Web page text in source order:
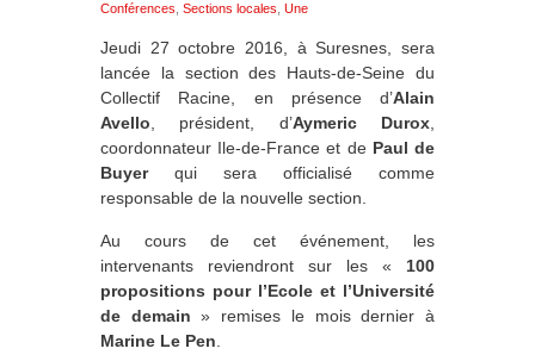
Conférences Sections locales Une
Jeudi 27 octobre 2016, à Suresnes, sera
lancée la section des Hauts-de-Seine du
Collectif Racine, en présence d’Alain
Avello , président, d’Aymeric Durox
coordonnateur Ile-de-France et dePaul de
Buyerqui sera officialisé comme
responsable de la nouvelle section.
Au cours de cet événement, les
intervenants reviendront sur les « 100
propositions pour l’Ecole et l’Université
de demain » remises le mois dernier à
Marine Le Pen